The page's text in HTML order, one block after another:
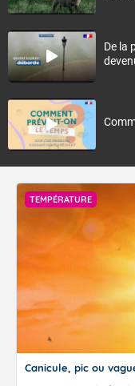
De la
TEMPÉRATURE
Canicule, pic ou